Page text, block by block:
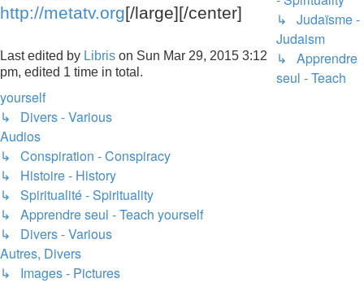
http://metatv.org[/large][/center]
Last edited by Libris on Sun Mar 29, 2015 3:12
pm, edited 1 time in total.
↳ Judaïsme -
Judaism
↳ Apprendre
seul - Teach
yourself
↳ Divers - Various
Audios
↳ Conspiration - Conspiracy
↳ Histoire - History
↳ Spiritualité - Spirituality
↳ Apprendre seul - Teach yourself
↳ Divers - Various
Autres, Divers
↳ Images - Pictures